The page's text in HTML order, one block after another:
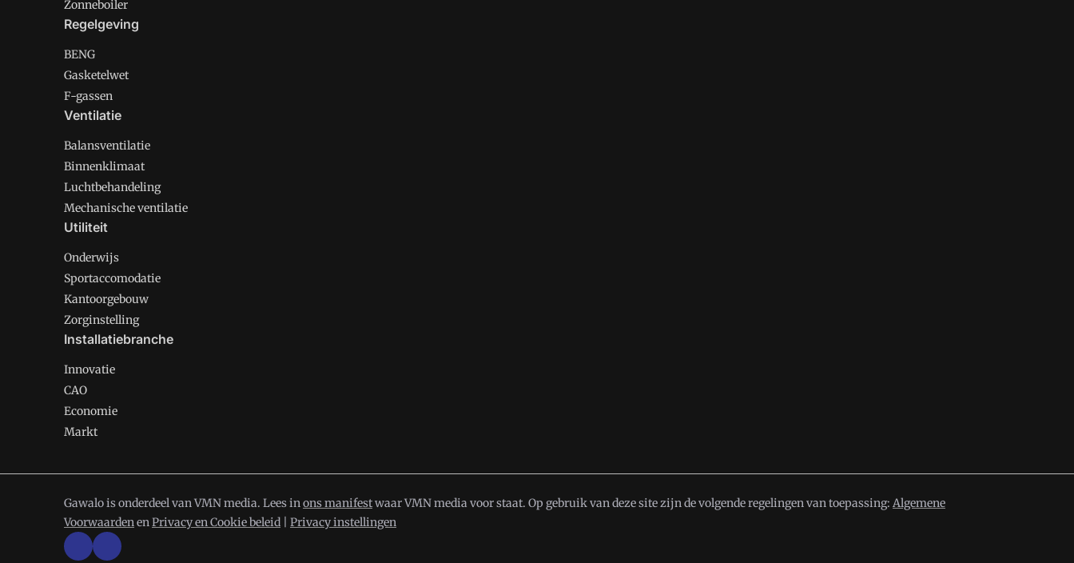
Zonneboiler
Regelgeving
BENG
Gasketelwet
F-gassen
Ventilatie
Balansventilatie
Binnenklimaat
Luchtbehandeling
Mechanische ventilatie
Utiliteit
Onderwijs
Sportaccomodatie
Kantoorgebouw
Zorginstelling
Installatiebranche
Innovatie
CAO
Economie
Markt
Gawalo is onderdeel van VMN media. Lees inons manifestwaar VMN media voor staat. Op gebruik van deze site zijn de volgende regelingen van toepassing: Algemene
VoorwaardenenPrivacy en Cookie beleid Privacy instellingen